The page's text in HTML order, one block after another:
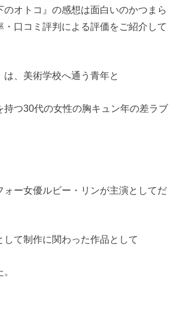
のオトコ』の感想は面白いのかつまら
・口コミ評判による評価をご紹介して
は、美術学校へ通う青年と
持つ30代の女性の胸キュン年の差ラブ
ォー女優ルビー・リンが主演としてだ
して制作に関わった作品として